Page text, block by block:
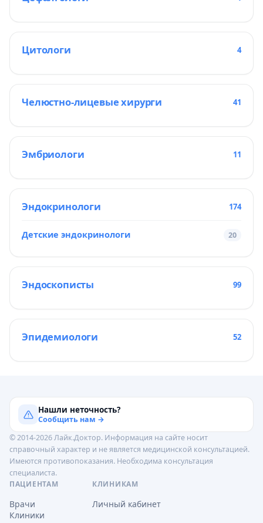
Цитологи 4
Челюстно-лицевые хирурги 41
Эмбриологи 11
Эндокринологи 174
Детские эндокринологи 20
Эндоскописты 99
Эпидемиологи 52
Нашли неточность?
Сообщить нам →
© 2014-2026 Лайк.Доктор. Информация на сайте носит
справочный характер и не является медицинской консультацией.
Имеются противопоказания. Необходима консультация
специалиста.
ПАЦИЕНТАМ
Врачи
Клиники
КЛИНИКАМ
Личный кабинет